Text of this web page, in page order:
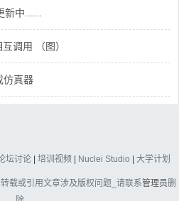
中......
调用 （图）
仿真器
坛讨论 | 培训视频 | Nuclei Studio | 大学计划
载或引用文章涉及版权问题_请联系管理员删